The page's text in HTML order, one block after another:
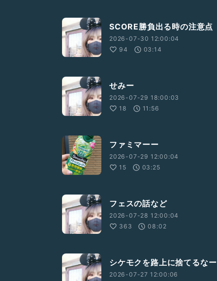
SCORE勝負出る時の注意点
2026-07-30 12:00:04
94
03:14
せみー
2026-07-29 18:00:03
18
11:56
ファミマーー
2026-07-29 12:00:04
15
03:25
フェスの話など
2026-07-28 12:00:04
363
08:02
シケモクを路上に捨てるなー
2026-07-27 12:00:06